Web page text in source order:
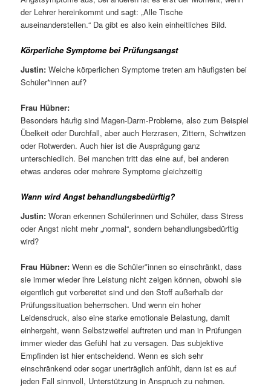
der Lehrer hereinkommt und sagt: „Alle Tische
auseinanderstellen.“ Da gibt es also kein einheitliches Bild.
Körperliche Symptome bei Prüfungsangst
Justin: Welche körperlichen Symptome treten am häufigsten bei
Schüler*innen auf?
Frau Hübner:
Besonders häufig sind Magen-Darm-Probleme, also zum Beispiel
Übelkeit oder Durchfall, aber auch Herzrasen, Zittern, Schwitzen
oder Rotwerden. Auch hier ist die Ausprägung ganz
unterschiedlich. Bei manchen tritt das eine auf, bei anderen
etwas anderes oder mehrere Symptome gleichzeitig
Wann wird Angst behandlungsbedürftig?
Justin: Woran erkennen Schülerinnen und Schüler, dass Stress
oder Angst nicht mehr „normal“, sondern behandlungsbedürftig
wird?
Frau Hübner: Wenn es die Schüler*innen so einschränkt, dass
sie immer wieder ihre Leistung nicht zeigen können, obwohl sie
eigentlich gut vorbereitet sind und den Stoff außerhalb der
Prüfungssituation beherrschen. Und wenn ein hoher
Leidensdruck, also eine starke emotionale Belastung, damit
einhergeht, wenn Selbstzweifel auftreten und man in Prüfungen
immer wieder das Gefühl hat zu versagen. Das subjektive
Empfinden ist hier entscheidend. Wenn es sich sehr
einschränkend oder sogar unerträglich anfühlt, dann ist es auf
jeden Fall sinnvoll, Unterstützung in Anspruch zu nehmen.